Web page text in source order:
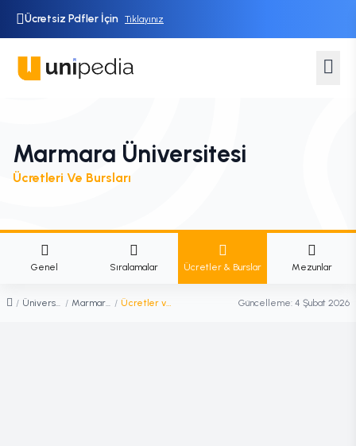
Ücretsiz Pdfler İçin Tıklayınız
Marmara Üniversitesi
Ücretleri Ve Bursları
Genel Sıralamalar Ücretler & Burslar Mezunlar
/ Üniversiteler / Marmara Üniversitesi / Ücretler ve Burslar Güncelleme: 4 Şubat 2026